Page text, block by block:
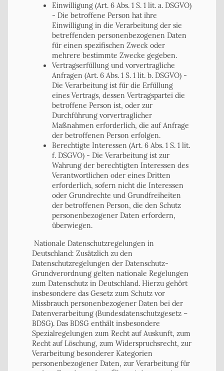
Einwilligung (Art. 6 Abs. 1 S. 1 lit. a. DSGVO)
- Die betroffene Person hat ihre
Einwilligung in die Verarbeitung der sie
betreffenden personenbezogenen Daten
für einen spezifischen Zweck oder
mehrere bestimmte Zwecke gegeben.
Vertragserfüllung und vorvertragliche
Anfragen (Art. 6 Abs. 1 S. 1 lit. b. DSGVO) -
Die Verarbeitung ist für die Erfüllung
eines Vertrags, dessen Vertragspartei die
betroffene Person ist, oder zur
Durchführung vorvertraglicher
Maßnahmen erforderlich, die auf Anfrage
der betroffenen Person erfolgen.
Berechtigte Interessen (Art. 6 Abs. 1 S. 1 lit.
f. DSGVO) - Die Verarbeitung ist zur
Wahrung der berechtigten Interessen des
Verantwortlichen oder eines Dritten
erforderlich, sofern nicht die Interessen
oder Grundrechte und Grundfreiheiten
der betroffenen Person, die den Schutz
personenbezogener Daten erfordern,
überwiegen.
Nationale Datenschutzregelungen in
Deutschland: Zusätzlich zu den
Datenschutzregelungen der Datenschutz-
Grundverordnung gelten nationale Regelungen
zum Datenschutz in Deutschland. Hierzu gehört
insbesondere das Gesetz zum Schutz vor
Missbrauch personenbezogener Daten bei der
Datenverarbeitung (Bundesdatenschutzgesetz –
BDSG). Das BDSG enthält insbesondere
Spezialregelungen zum Recht auf Auskunft, zum
Recht auf Löschung, zum Widerspruchsrecht, zur
Verarbeitung besonderer Kategorien
personenbezogener Daten, zur Verarbeitung für